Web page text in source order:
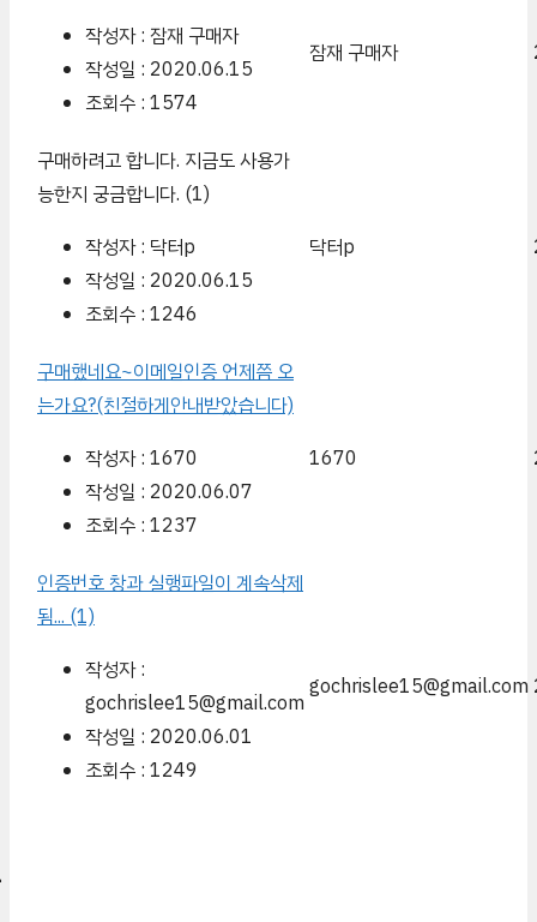
작성자 : 잠재 구매자
작성일 : 2020.06.15
조회수 : 1574
잠재 구매자
구매하려고 합니다. 지금도 사용가
능한지 궁금합니다. (1)
작성자 : 닥터p
작성일 : 2020.06.15
조회수 : 1246
닥터p
구매했네요~이메일인증 언제쯤 오
는가요?(친절하게안내받았습니다)
작성자 : 1670
작성일 : 2020.06.07
조회수 : 1237
1670
인증번호 창과 실행파일이 계속삭제
됨...(1)
작성자 :
gochrislee15@gmail.com
작성일 : 2020.06.01
조회수 : 1249
gochrislee15@gmail.com